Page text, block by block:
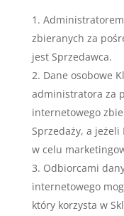
zbieranych za
jest Sprzedawca.
Dane osobowe
administratora za
internetowego
Sprzedaży, a
w celu
Odbiorcami
internetowego
który korzysta w